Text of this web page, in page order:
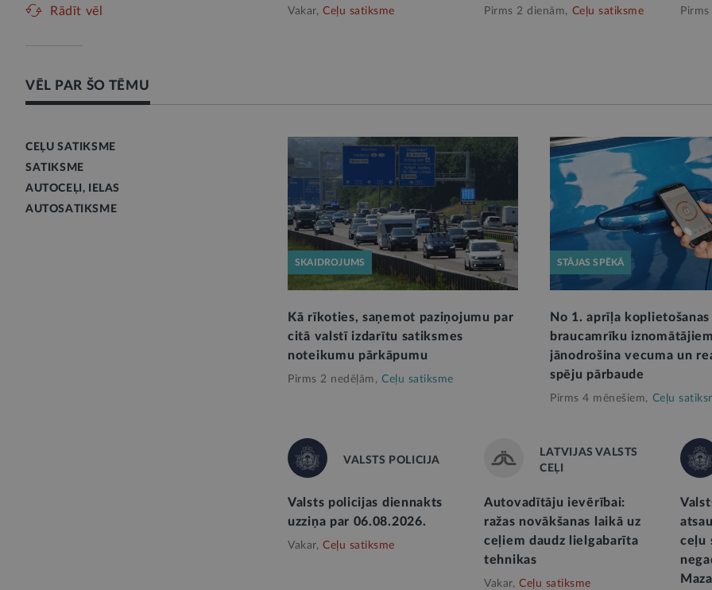
Vakar, Ceļu satiksme Pirms 2 dienām, Ceļu satiksme
Rādīt vēl
VĒL PAR ŠO TĒMU
CEĻU SATIKSME
SATIKSME
AUTOCEĻI, IELAS
AUTOSATIKSME
SKAIDROJUMS
Kā rīkoties, saņemot paziņojumu par
citā valstī izdarītu satiksmes
noteikumu pārkāpumu
Pirms 2 nedēļām, Ceļu satiksme
STĀJAS SPĒKĀ
No 1. aprīļa koplietošanas
braucamrīku iznomātājiem
jānodrošina vecuma un
spēju pārbaude
Pirms 4 mēnešiem, Ceļu
VALSTS POLICIJA
Valsts policijas diennakts
uzziņa par 06.08.2026.
Vakar, Ceļu satiksme
LATVIJAS VALSTS
CEĻI
Autovadītāju ievērībai:
ražas novākšanas laikā uz
ceļiem daudz lielgabarīta
tehnikas
Vakar, Ceļu satiksme
ceļu